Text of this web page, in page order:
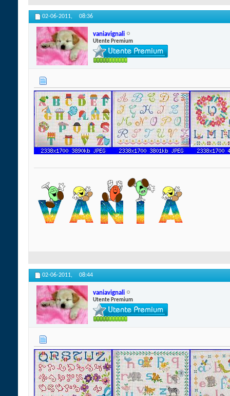
02-06-2011, 08:36
vaniavignali
Utente Premium
02-06-2011, 08:44
vaniavignali
Utente Premium